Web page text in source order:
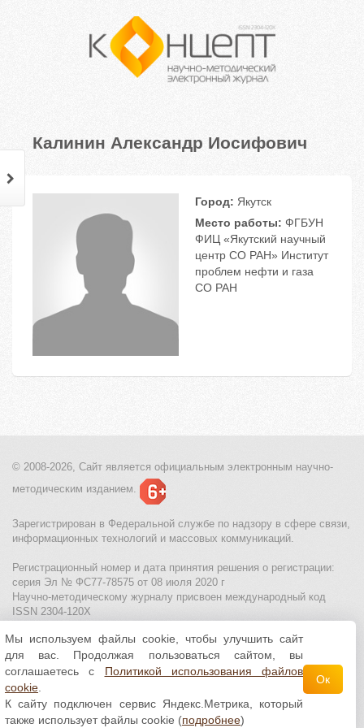
Калинин Александр Иосифович
Город: Якутск
Место работы: ФГБУН
ФИЦ «Якутский научный
центр СО РАН» Институт
проблем нефти и газа
СО РАН
© 2008-2026, Сайт является официальным электронным научно-
методическим изданием.
Зарегистрирован в Федеральной службе по надзору в сфере связи,
информационных технологий и массовых коммуникаций.
Регистрационный номер и дата принятия решения о регистрации:
серия Эл № ФС77-78575 от 08 июля 2020 г
Научно-методическому журналу присвоен международный код
ISSN 2304-120X
МЦИТО|Школьные олимпиады и онлайн конкурсы для детей
Политика использования файлов cookie| Политика обработки и
защиты персональных данных
Все материалы доступны полицензии Creative
Commons С указанием авторства 4.0 Всемирная
Мы используем файлы cookie, чтобы улучшить сайт
для вас. Продолжая пользоваться сайтом, вы
соглашаетесь с Политикой использования файлов
cookie
К сайту подключен сервис Яндекс.Метрика, который
также использует файлы cookie (подробнее)
Ок